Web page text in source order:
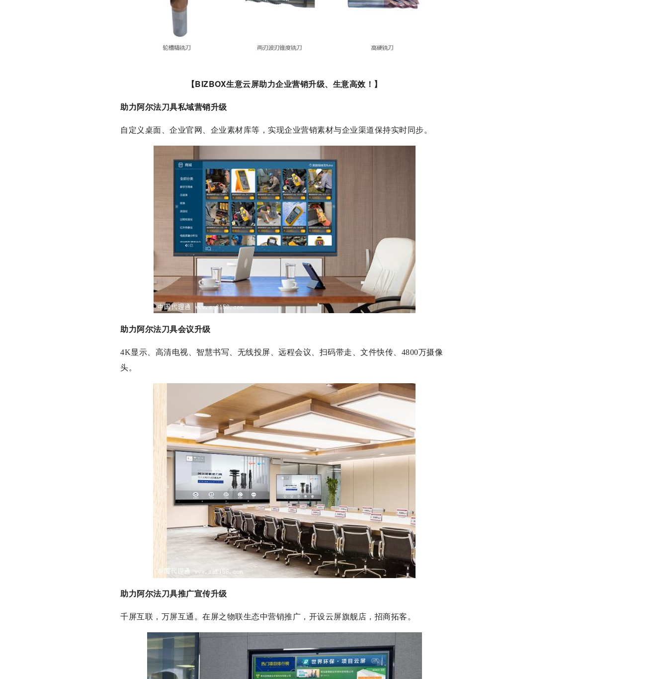
【BIZBOX生意云屏助力企业营销升级、生意高效！】
助力阿尔法刀具私域营销升级
自定义桌面、企业官网、企业素材库等，实现企业营销素材与企业渠道保持实时同步。
助力阿尔法刀具会议升级
4K显示、高清电视、智慧书写、无线投屏、远程会议、扫码带走、文件快传、4800万摄像
头。
助力阿尔法刀具推广宣传升级
千屏互联，万屏互通。在屏之物联生态中营销推广，开设云屏旗舰店，招商拓客。